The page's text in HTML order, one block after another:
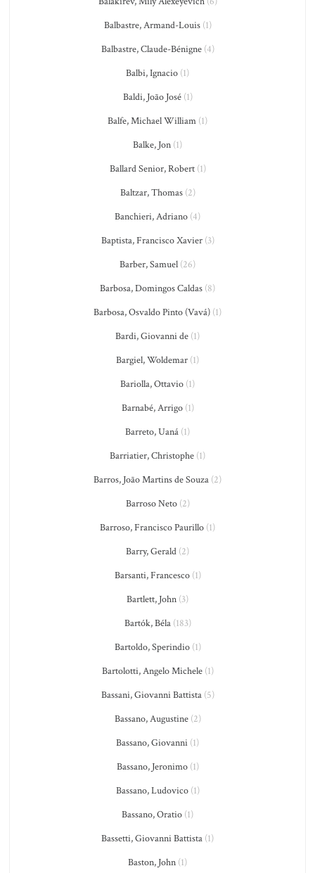
Balbastre, Armand-Louis(1)
Balbastre, Claude-Bénigne(4)
Balbi, Ignacio (1)
Baldi, João José(1)
Balfe, Michael William (1)
Balke, Jon (1)
Ballard Senior, Robert(1)
Baltzar, Thomas(2)
Banchieri, Adriano (4)
Baptista, Francisco Xavier(3)
Barber, Samuel (26)
Barbosa, Domingos Caldas (8)
Barbosa, Osvaldo Pinto (Vavá) (1)
Bardi, Giovanni de (1)
Bargiel, Woldemar (1)
Bariolla, Ottavio (1)
Barnabé, Arrigo(1)
Barreto, Uaná (1)
Barriatier, Christophe (1)
Barros, João Martins de Souza (2)
Barroso Neto(2)
Barroso, Francisco Paurillo (1)
Barry, Gerald (2)
Barsanti, Francesco(1)
Bartlett, John (3)
Bartók, Béla(183)
Bartoldo, Sperindio(1)
Bartolotti, Angelo Michele(1)
Bassani, Giovanni Battista(5)
Bassano, Augustine(2)
Bassano, Giovanni (1)
Bassano, Jeronimo(1)
Bassano, Ludovico(1)
Bassano, Oratio (1)
Bassetti, Giovanni Battista (1)
Baston, John (1)